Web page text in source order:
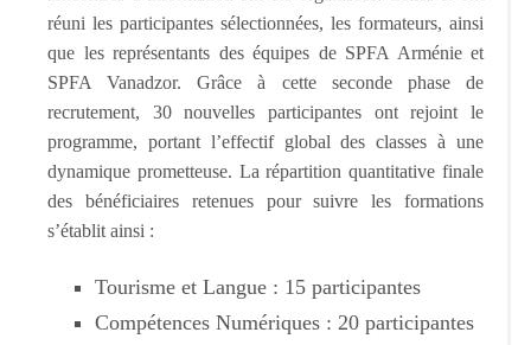
réuni les participantes sélectionnées, les formateurs, ainsi
que les représentants des équipes de SPFA Arménie et
SPFA Vanadzor. Grâce à cette seconde phase de
recrutement, 30 nouvelles participantes ont rejoint le
programme, portant l’effectif global des classes à une
dynamique prometteuse. La répartition quantitative finale
des bénéficiaires retenues pour suivre les formations
s’établit ainsi :
Tourisme et Langue : 15 participantes
Compétences Numériques : 20 participantes